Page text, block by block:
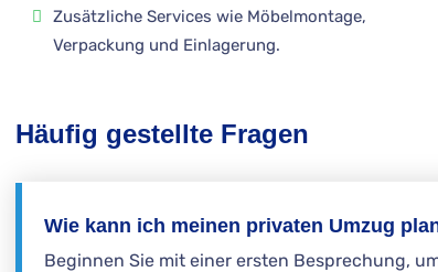
Zusätzliche Services wie Möbelmontage,
Verpackung und Einlagerung.
Häufig gestellte Fragen
Wie kann ich meinen privaten Umzug
Beginnen Sie mit einer ersten Besprechung,